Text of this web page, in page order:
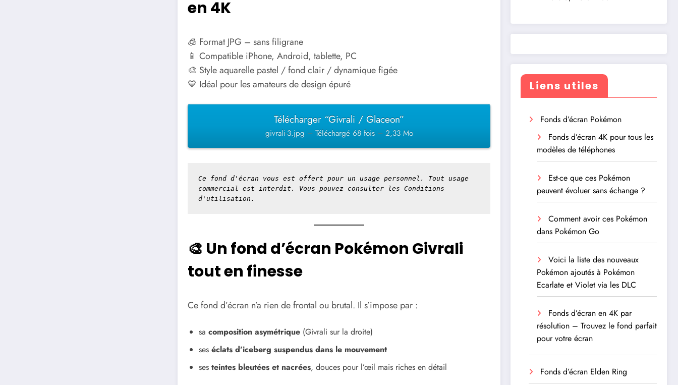
en 4K
🧊 Format JPG – sans filigrane
📱 Compatible iPhone, Android, tablette, PC
🎨 Style aquarelle pastel / fond clair / dynamique figée
💙 Idéal pour les amateurs de design épuré
Télécharger “Givrali / Glaceon”
givrali-3.jpg – Téléchargé 68 fois – 2,33 Mo
Ce fond d'écran vous est offert pour un usage personnel. Tout usage
commercial est interdit. Vous pouvez consulter les Conditions
d'utilisation .
🎨 Un fond d’écran Pokémon Givrali
tout en finesse
Ce fond d’écran n’a rien de frontal ou brutal. Il s’impose par :
sa composition asymétrique (Givrali sur la droite)
ses éclats d’iceberg suspendus dans le mouvement
ses teintes bleutées et nacrées, douces pour l’œil mais riches en détail
Liens utiles
Fonds d’écran Pokémon
Fonds d’écran 4K pour tous les
modèles de téléphones
Est-ce que ces Pokémon
peuvent évoluer sans échange ?
Comment avoir ces Pokémon
dans Pokémon Go
Voici la liste des nouveaux
Pokémon ajoutés à Pokémon
Ecarlate et Violet via les DLC
Fonds d’écran en 4K par
résolution – Trouvez le fond parfait
pour votre écran
Fonds d’écran Elden Ring